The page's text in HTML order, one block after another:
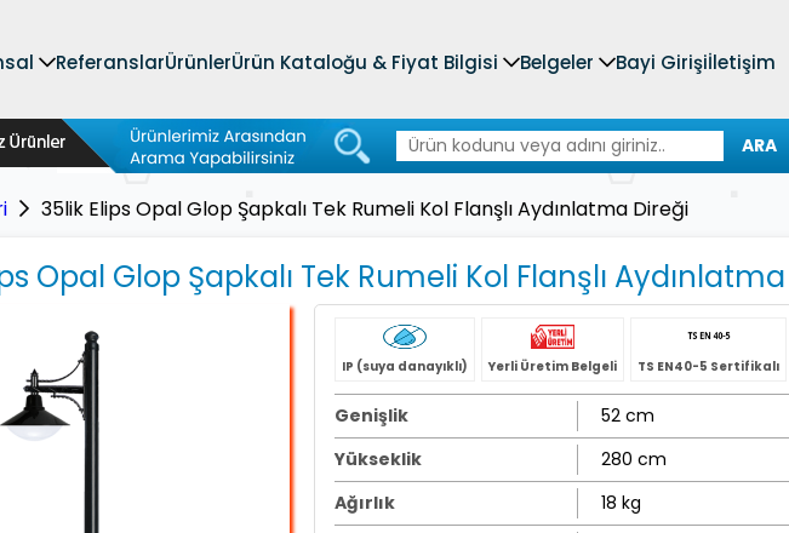
ReferanslarÜrünlerÜrün Kataloğu & Fiyat Bilgisi Belgeler Bayi Girişiİletişim
ARA
35lik Elips Opal Glop Şapkalı Tek Rumeli Kol Flanşlı Aydınlatma Direği
Opal Glop Şapkalı Tek Rumeli Kol Flanşlı
IP (suya danayıklı) Yerli Üretim Belgeli TS EN40-5 Sertifikalı
Genişlik
52 cm
Yükseklik
280 cm
Ağırlık
18 kg